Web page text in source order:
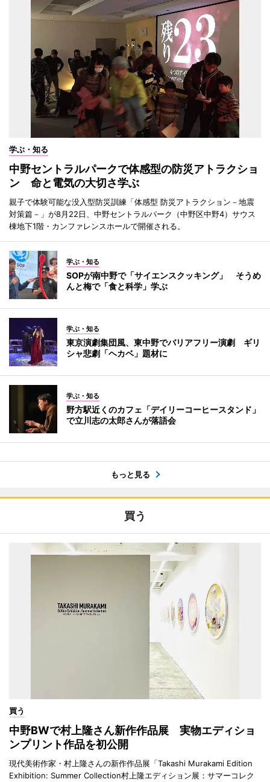
学ぶ・知る
中野セントラルパークで体感型の防災アトラクショ
ン 命と電気の大切さ学ぶ
親子で体験可能な没入型防災訓練「体感型 防災アトラクション－地震
対策篇－」が8月22日、中野セントラルパーク（中野区中野4）サウス
棟地下1階・カンファレンスホールで開催される。
学ぶ・知る
SOPが南中野で「サイエンスクッキング」 そうめ
んと梅で「食と科学」学ぶ
学ぶ・知る
東京演劇集団風、東中野でバリアフリー演劇 ギリ
シャ悲劇「ヘカベ」題材に
学ぶ・知る
野方駅近くのカフェ「デイリーコーヒースタンド」
で立川志の太郎さんが落語会
もっと見る
買う
買う
中野BWで村上隆さん新作作品展 実物エディショ
ンプリント作品を初公開
現代美術作家・村上隆さんの新作作品展「Takashi Murakami Edition
Exhibition: Summer Collection村上隆エディション展：サマーコレク